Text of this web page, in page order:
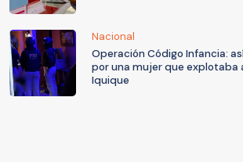
Nacional
Operación Código Infancia:
por una mujer que explotaba
Iquique